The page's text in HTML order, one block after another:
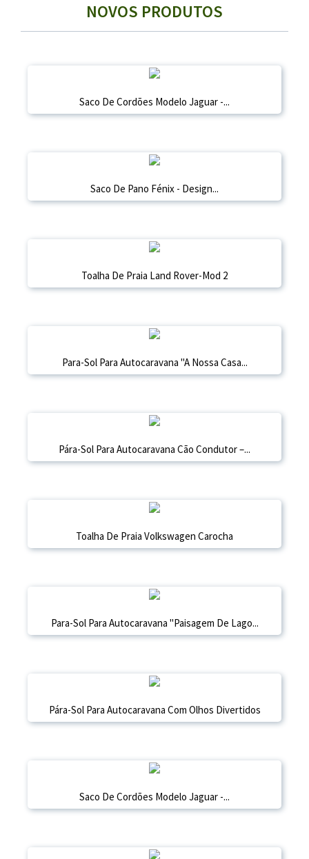
NOVOS PRODUTOS
Saco De Cordões Modelo Jaguar -...
Saco De Pano Fénix - Design...
Toalha De Praia Land Rover-Mod 2
Para-Sol Para Autocaravana "A Nossa Casa...
Pára-Sol Para Autocaravana Cão Condutor –...
Toalha De Praia Volkswagen Carocha
Para-Sol Para Autocaravana "Paisagem De Lago...
Pára-Sol Para Autocaravana Com Olhos Divertidos
Saco De Cordões Modelo Jaguar -...